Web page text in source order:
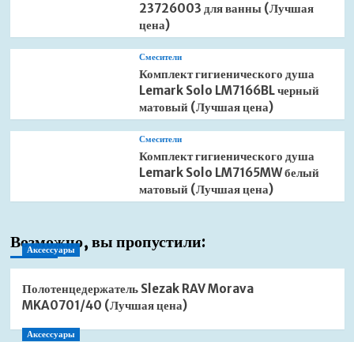
23726003 для ванны (Лучшая
цена)
Смесители
Комплект гигиенического душа
Lemark Solo LM7166BL черный
матовый (Лучшая цена)
Смесители
Комплект гигиенического душа
Lemark Solo LM7165MW белый
матовый (Лучшая цена)
Возможно, вы пропустили:
Аксессуары
Полотенцедержатель Slezak RAV Morava
MKA0701/40 (Лучшая цена)
Аксессуары